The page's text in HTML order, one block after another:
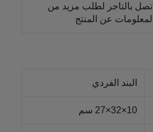
اتصل بالتاجر لطلب مزيد من
المعلومات عن المنتج
البند الفردي
10×32×27 سم